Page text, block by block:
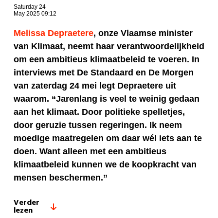
Saturday 24
May 2025 09:12
Melissa Depraetere, onze Vlaamse minister
van Klimaat, neemt haar verantwoordelijkheid
om een ambitieus klimaatbeleid te voeren. In
interviews met De Standaard en De Morgen
van zaterdag 24 mei legt Depraetere uit
waarom. “Jarenlang is veel te weinig gedaan
aan het klimaat. Door politieke spelletjes,
door geruzie tussen regeringen. Ik neem
moedige maatregelen om daar wél iets aan te
doen. Want alleen met een ambitieus
klimaatbeleid kunnen we de koopkracht van
mensen beschermen.”
Verder
lezen